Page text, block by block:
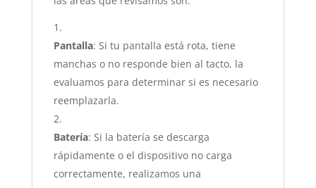
Pantalla: Si tu pantalla está rota, tiene
manchas o no responde bien al tacto, la
evaluamos para determinar si es necesario
reemplazarla.
Batería: Si la batería se descarga
rápidamente o el dispositivo no carga
correctamente, realizamos una